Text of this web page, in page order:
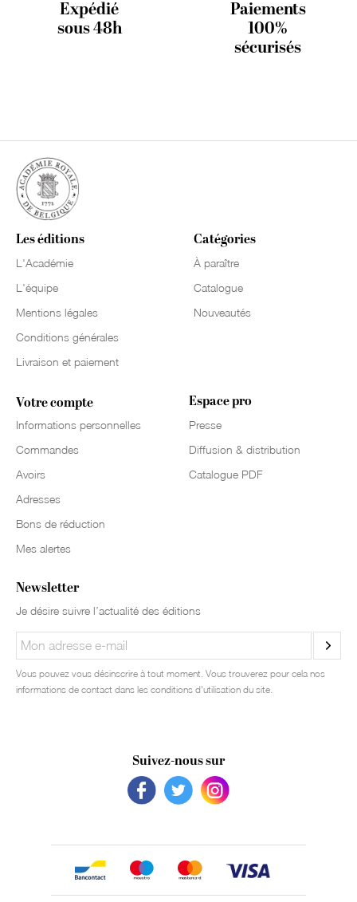
Expédié
sous 48h
Paiements
100%
sécurisés
Les éditions
L'Académie
L'équipe
Mentions légales
Conditions générales
Livraison et paiement
Catégories
À paraître
Catalogue
Nouveautés
Votre compte
Informations personnelles
Commandes
Avoirs
Adresses
Bons de réduction
Mes alertes
Espace pro
Presse
Diffusion & distribution
Catalogue PDF
Newsletter
Je désire suivre l’actualité des éditions
Vous pouvez vous désinscrire à tout moment. Vous trouverez pour cela nos
informations de contact dans les conditions d'utilisation du site.
Suivez-nous sur